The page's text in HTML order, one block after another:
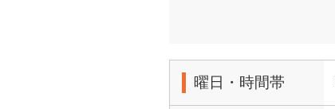
曜日・時間帯